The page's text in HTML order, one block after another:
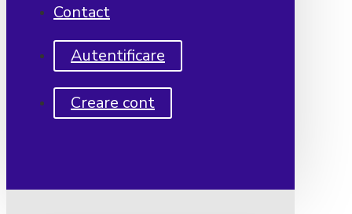
Contact
Autentificare
Creare cont